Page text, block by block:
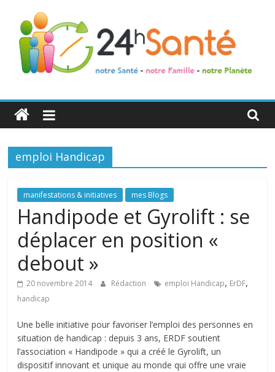
24h
Santé
La
de
toute
famille
emploi Handicap
manifestations & initiatives mes Blogs
Handipode et Gyrolift : se
déplacer en position «
debout »
20 novembre 2014 Rédaction emploi Handicap, ErDF,
handicap
Une belle initiative pour favoriser l’emploi des personnes en
situation de handicap : depuis 3 ans, ERDF soutient
l’association « Handipode » qui a créé le Gyrolift, un
dispositif innovant et unique au monde qui offre une vraie